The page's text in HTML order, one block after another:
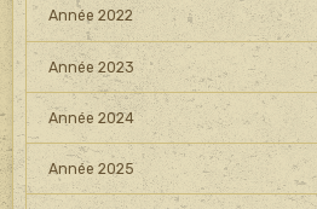
Année 2022
Année 2023
Année 2024
Année 2025